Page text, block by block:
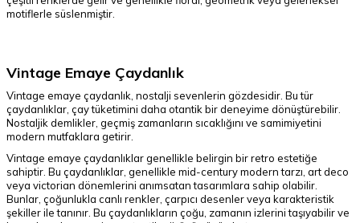
motiflerle süslenmiştir.
Vintage Emaye Çaydanlık
Vintage emaye çaydanlık, nostalji sevenlerin gözdesidir. Bu tür
çaydanlıklar, çay tüketimini daha otantik bir deneyime dönüştürebilir.
Nostaljik demlikler, geçmiş zamanların sıcaklığını ve samimiyetini
modern mutfaklara getirir.
Vintage emaye çaydanlıklar genellikle belirgin bir retro estetiğe
sahiptir. Bu çaydanlıklar, genellikle mid-century modern tarzı, art deco
veya victorian dönemlerini anımsatan tasarımlara sahip olabilir.
Bunlar, çoğunlukla canlı renkler, çarpıcı desenler veya karakteristik
şekiller ile tanınır. Bu çaydanlıkların çoğu, zamanın izlerini taşıyabilir ve